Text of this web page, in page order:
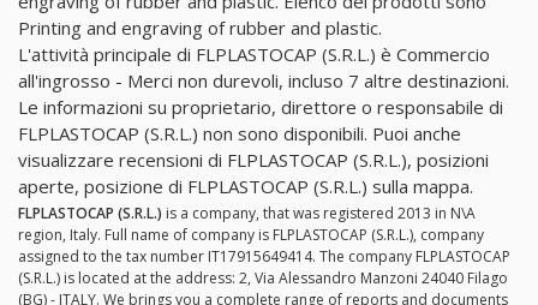
Printing and engraving of rubber and plastic.
L'attività principale di FLPLASTOCAP (S.R.L.) è Commercio
all'ingrosso - Merci non durevoli, incluso 7 altre destinazioni.
Le informazioni su proprietario, direttore o responsabile di
FLPLASTOCAP (S.R.L.) non sono disponibili. Puoi anche
visualizzare recensioni di FLPLASTOCAP (S.R.L.), posizioni
aperte, posizione di FLPLASTOCAP (S.R.L.) sulla mappa.
FLPLASTOCAP (S.R.L.) is a company, that was registered 2013 in N\A
region, Italy. Full name of company is FLPLASTOCAP (S.R.L.), company
assigned to the tax number IT17915649414. The company FLPLASTOCAP
(S.R.L.) is located at the address: 2, Via Alessandro Manzoni 24040 Filago
(BG) - ITALY. We brings you a complete range of reports and documents